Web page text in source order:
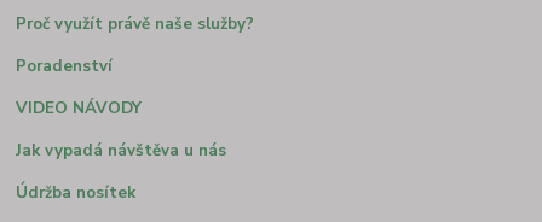
Proč využít právě naše služby?
Poradenství
VIDEO NÁVODY
Jak vypadá návštěva u nás
Údržba nosítek